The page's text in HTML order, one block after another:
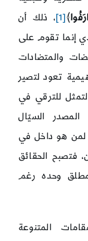
﴾ [1]
، ذلك أن
إنما تقوم على
والمتضادات
تعود لتصير
للترقي في
المصدر السيّال
لمن هو داخل في
فتصبح الحقائق
وحده رغم
المتنوعة